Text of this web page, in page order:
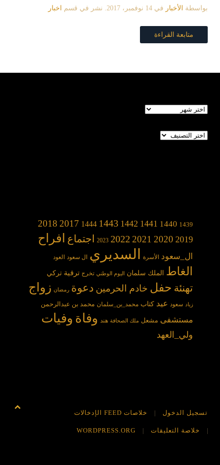
بواسطة الأخبار في 14 نوفمبر، 2017 . نشر في قسم اخبار
متابعة القراءة
الأرشيف
تصنيفات
1439
1440
1441
1442
1443
1444
2017
2018
2019
2020
2021
2022
2023 اجتماع افراح
ال_سعود الأسرة السديري ال سعود العود
الغاط الملك سلمان اليوم الوطني تخرج ترقية تركي
تهنئة حفل خادم الحرمين دعوة رمضان زواج
زياد سعود عيد كتاب محمد_بن_سلمان محمد بن عبدالرحمن
مستشفى مشعل ملك الصحافة هند وفاة وفيات
ولي_العهد
تسجيل الدخول خلاصات FEED الإدخالات
خلاصة التعليقات WORDPRESS.ORG